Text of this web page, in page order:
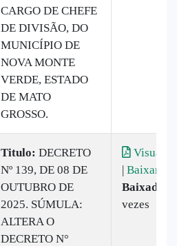
CARGO DE CHEFE
DE DIVISÃO, DO
MUNICÍPIO DE
NOVA MONTE
VERDE, ESTADO
DE MATO
GROSSO.
Titulo: DECRETO
Nº 139, DE 08 DE
OUTUBRO DE
2025. SÚMULA:
ALTERA O
DECRETO N°
| Baixar
Baixado:
vezes